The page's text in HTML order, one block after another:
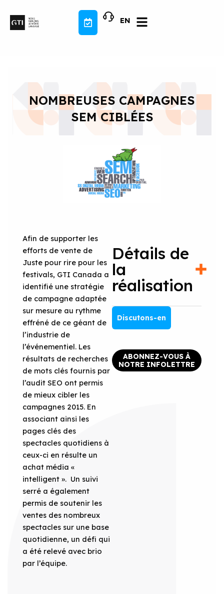
contenu
EN
NOMBREUSES CAMPAGNES
SEM CIBLÉES
Afin de supporter les
efforts de vente de
Juste pour rire pour les
festivals, GTI Canada a
identifié une stratégie
de campagne adaptée
sur mesure au rythme
effréné de ce géant de
l’industrie de
l’événementiel. Les
résultats de recherches
de mots clés fournis par
l’audit SEO ont permis
de mieux cibler les
campagnes 2015. En
associant ainsi les
pages clés des
spectacles quotidiens à
ceux-ci en résulte un
achat média «
intelligent ». Un suivi
serré a également
permis de soutenir les
ventes des nombreux
spectacles sur une base
quotidienne, un défi qui
a été relevé avec brio
par l’équipe.
Détails de
la
réalisation
Discutons-en
ABONNEZ-VOUS À
NOTRE INFOLETTRE